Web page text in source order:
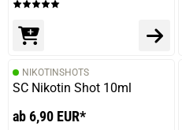
NIKOTINSHOTS
SC Nikotin Shot 10ml
ab 6,90 EUR*